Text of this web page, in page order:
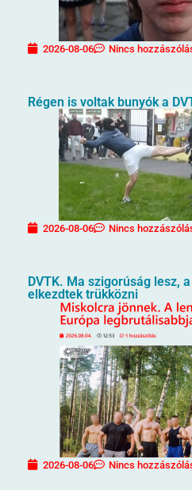
2026-08-06 Nincs
Régen is voltak bunyók a
2026-08-06 Nincs
DVTK. Ma szigorúság lesz,
elkezdtek trükközni
2026-08-06 Nincs